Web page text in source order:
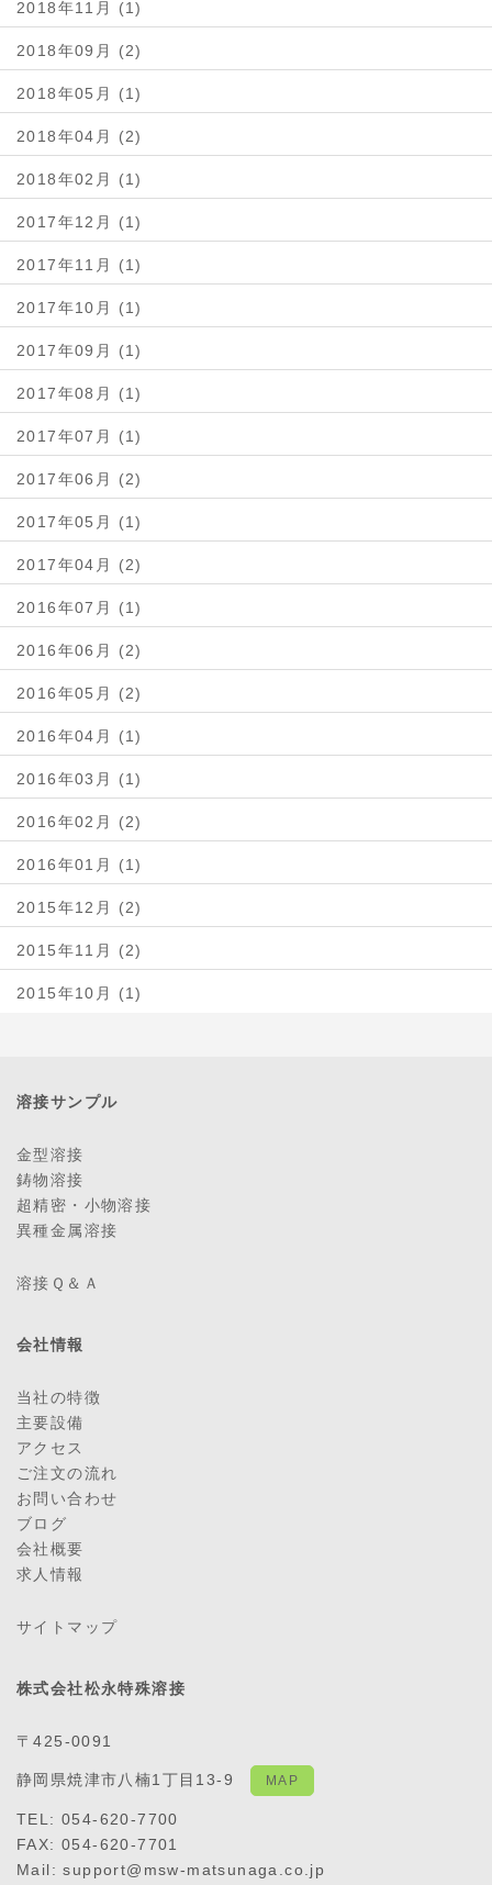
2018年11月 (1)
2018年09月 (2)
2018年05月 (1)
2018年04月 (2)
2018年02月 (1)
2017年12月 (1)
2017年11月 (1)
2017年10月 (1)
2017年09月 (1)
2017年08月 (1)
2017年07月 (1)
2017年06月 (2)
2017年05月 (1)
2017年04月 (2)
2016年07月 (1)
2016年06月 (2)
2016年05月 (2)
2016年04月 (1)
2016年03月 (1)
2016年02月 (2)
2016年01月 (1)
2015年12月 (2)
2015年11月 (2)
2015年10月 (1)
溶接サンプル
金型溶接
鋳物溶接
超精密・小物溶接
異種金属溶接
溶接Ｑ＆Ａ
会社情報
当社の特徴
主要設備
アクセス
ご注文の流れ
お問い合わせ
ブログ
会社概要
求人情報
サイトマップ
株式会社松永特殊溶接
〒425-0091
静岡県焼津市八楠1丁目13-9 MAP
TEL: 054-620-7700
FAX: 054-620-7701
Mail: support@msw-matsunaga.co.jp